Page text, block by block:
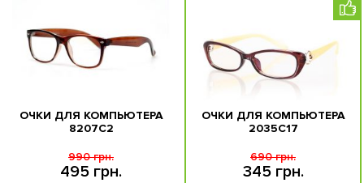
ОЧКИ ДЛЯ КОМПЬЮТЕРА
8207C2
495 грн.
990 грн.
ОЧКИ ДЛЯ КОМПЬЮТЕРА
2035C17
345 грн.
690 грн.